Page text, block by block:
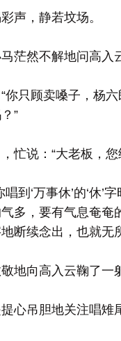
，静若坟场。
然不解地问高入
只顾卖嗓子，杨六
”
说：“大老板，您
‘万事休’的‘休’
多，要有气息奄奄
断续念出，也就无
向高入云鞠了一
吊胆地关注唱雉尾